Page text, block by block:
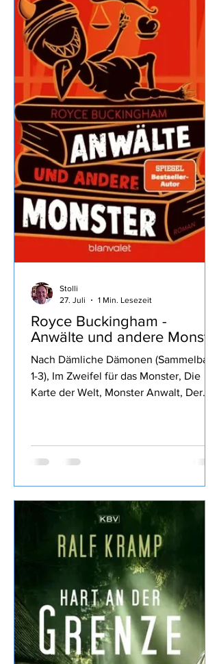
Entspannung geht irgendwie anders.
18.7.2026 Auf geht es Richtung Brenta
Dolomiten, dass wir trotz
Zwischenstopp noch 8 Stunden bis
zum Ziel brauchen war doch
überraschend… ...wir machen mal
wieder
Anwälte und andere Monster
Nach Dämliche Dämonen (Sammelband
glorreichen Sechs von Royce
Buckingham ich mich für Anwälte und
andere Monster entschieden, den
Inhalt findet Ihr im o.a Link daher wie
üblich meine eigene Meinung: Fazit:
Nun, die vorigen Bände haben mir
besser gefallen, dass Dennis früh
sterben musste war ein
Wermutstropfen, war aber irgendwie ne
Stolli
27. Juli
1 Min. Lesezeit